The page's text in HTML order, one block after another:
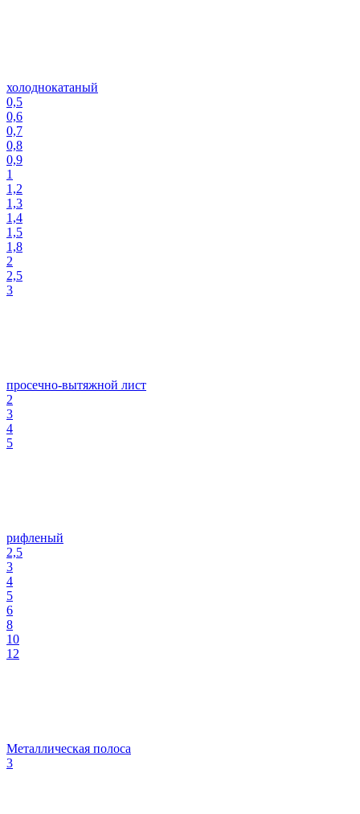
холоднокатаный
0,5
0,6
0,7
0,8
0,9
1
1,2
1,3
1,4
1,5
1,8
2
2,5
3
просечно-вытяжной лист
2
3
4
5
рифленый
2,5
3
4
5
6
8
10
12
Металлическая полоса
3